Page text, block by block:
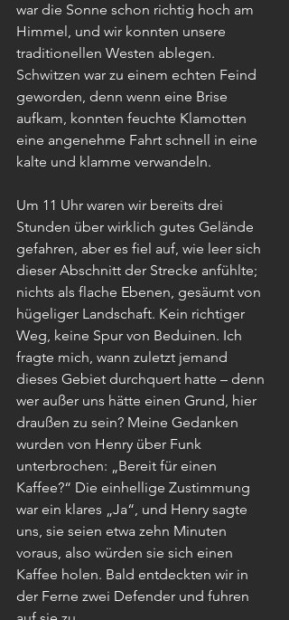
war die Sonne schon richtig hoch am
Himmel, und wir konnten unsere
traditionellen Westen ablegen.
Schwitzen war zu einem echten Feind
geworden, denn wenn eine Brise
aufkam, konnten feuchte Klamotten
eine angenehme Fahrt schnell in eine
kalte und klamme verwandeln.
Um 11 Uhr waren wir bereits drei
Stunden über wirklich gutes Gelände
gefahren, aber es fiel auf, wie leer sich
dieser Abschnitt der Strecke anfühlte;
nichts als flache Ebenen, gesäumt von
hügeliger Landschaft. Kein richtiger
Weg, keine Spur von Beduinen. Ich
fragte mich, wann zuletzt jemand
dieses Gebiet durchquert hatte – denn
wer außer uns hätte einen Grund, hier
draußen zu sein? Meine Gedanken
wurden von Henry über Funk
unterbrochen: „Bereit für einen
Kaffee?“ Die einhellige Zustimmung
war ein klares „Ja“, und Henry sagte
uns, sie seien etwa zehn Minuten
voraus, also würden sie sich einen
Kaffee holen. Bald entdeckten wir in
der Ferne zwei Defender und fuhren